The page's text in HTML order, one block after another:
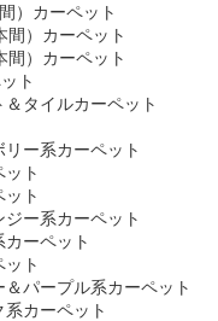
）カーペット
間）カーペット
間）カーペット
ト
タイルカーペット
ー系カーペット
ト
ト
ー系カーペット
カーペット
ト
パープル系カーペット
カーペット